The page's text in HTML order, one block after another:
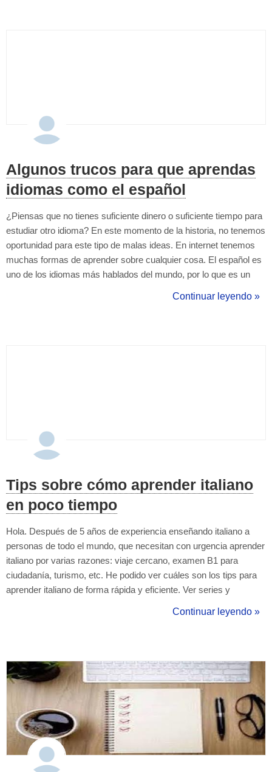
Algunos trucos para que aprendas
idiomas como el español
¿Piensas que no tienes suficiente dinero o suficiente tiempo para
estudiar otro idioma? En este momento de la historia, no tenemos
oportunidad para este tipo de malas ideas. En internet tenemos
muchas formas de aprender sobre cualquier cosa. El español es
uno de los idiomas más hablados del mundo, por lo que es un
aplicaciones para aprender idiomas como: Duolingo, HiNative,
Continuar leyendo »
Tips sobre cómo aprender italiano
en poco tiempo
Hola. Después de 5 años de experiencia enseñando italiano a
personas de todo el mundo, que necesitan con urgencia aprender
italiano por varias razones: viaje cercano, examen B1 para
ciudadanía, turismo, etc. He podido ver cuáles son los tips para
aprender italiano de forma rápida y eficiente. Ver series y
español y cuando busques música en youtube búscala con
Continuar leyendo »